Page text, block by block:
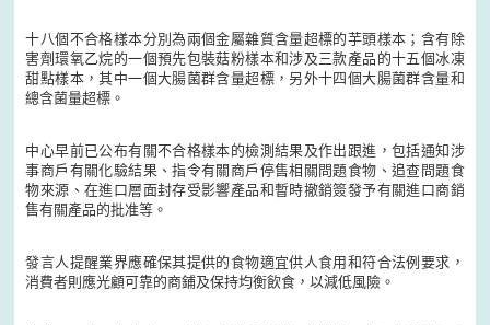
十八個不合格樣本分別為兩個金屬雜質含量超標的芋頭樣本；含有除
害劑環氧乙烷的一個預先包裝菇粉樣本和涉及三款產品的十五個冰凍
甜點樣本，其中一個大腸菌群含量超標，另外十四個大腸菌群含量和
總含菌量超標。
中心早前已公布有關不合格樣本的檢測結果及作出跟進，包括通知涉
事商戶有關化驗結果、指令有關商戶停售相關問題食物、追查問題食
物來源、在進口層面封存受影響產品和暫時撤銷簽發予有關進口商銷
售有關產品的批准等。
發言人提醒業界應確保其提供的食物適宜供人食用和符合法例要求，
消費者則應光顧可靠的商鋪及保持均衡飲食，以減低風險。